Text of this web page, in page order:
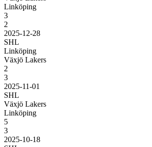
Linköping
3
2
2025-12-28
SHL
Linköping
Växjö Lakers
2
3
2025-11-01
SHL
Växjö Lakers
Linköping
5
3
2025-10-18